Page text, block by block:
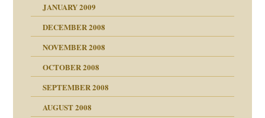
JANUARY 2009
DECEMBER 2008
NOVEMBER 2008
OCTOBER 2008
SEPTEMBER 2008
AUGUST 2008